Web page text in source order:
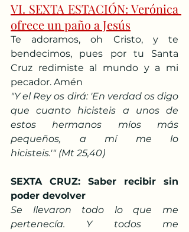
VI. SEXTA ESTACIÓN: Verónica
ofrece un paño a Jesús
Te adoramos, oh Cristo, y te
bendecimos, pues por tu Santa
Cruz redimiste al mundo y a mi
pecador. Amén
"Y el Rey os dirá: 'En verdad os digo
que cuanto hicisteis a unos de
estos hermanos míos más
pequeños, a mí me lo
hicisteis.'" (Mt 25,40)
SEXTA CRUZ: Saber recibir sin
poder devolver
Se llevaron todo lo que me
pertenecía. Y todos me